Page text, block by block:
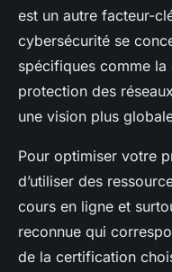
est un autre facteur-
cybersécurité se
spécifiques comme
protection des
une vision plus
Pour optimiser votre
d’utiliser des
cours en ligne et
reconnue qui
de la certification